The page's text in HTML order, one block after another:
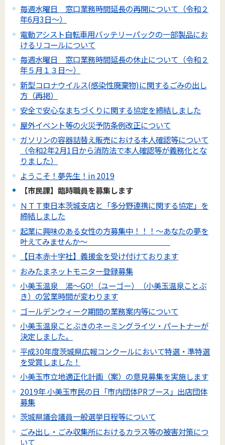
毎週水曜日 窓口業務時間延長の再開について（令和２
年6月3日～）
電動アシスト自転車用バッテリーパックの一部製品にお
けるリコールについて
毎週水曜日 窓口業務時間延長の休止について（令和２
年５月１３日～）
新型コロナウイルス(感染性廃棄物)に関するごみの出し
方（再掲）
安全で安心なまちづくりに関する協定を締結しました
屋外イベント等の火災予防条例改正について
ガソリンの容器詰替え販売における本人確認等について
（令和2年2月1日から消防法で本人確認等が義務化とな
りました）
ようこそ！夢先生！in 2019
【市民課】臨時職員を募集します
ＮＴＴ東日本茨城支店と「多分野連携に関する協定」を
締結しました
起業に興味のある女性の方募集中！！！～あなたの夢を
叶えてみませんか～
【日本赤十字社】義援金を受け付けております
おみたまネットモニター登録募集
小美玉温泉 湯～GO!（ユーゴー）（小美玉温泉ことぶ
き）の営業時間が変わります
ゴールデンウィーク期間の業務案内等について
小美玉温泉ことぶきのネーミングライツ・パートナーが
決定しました。
平成30年度茨城県広報コンクールにおいて特選・準特選
を受賞しました！
小美玉市立地適正化計画（案）の意見募集を実施します
2019年 小美玉市民の日「市内団体PRブース」出店団体
募集
茨城県議会議員一般選挙日程等について
ごみ出し・ごみ収集所におけるカラス等の被害対策につ
いて